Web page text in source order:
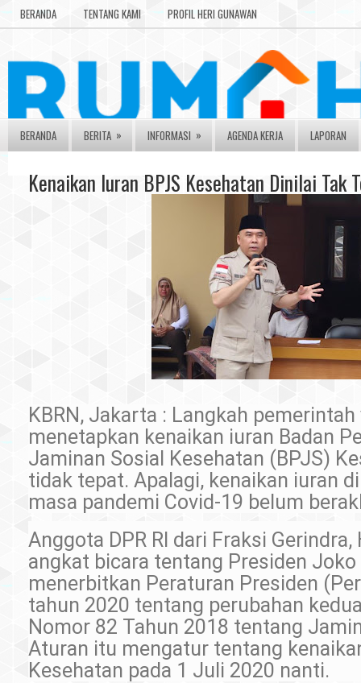
BERANDA TENTANG KAMI PROFIL HERI GUNAWAN
BERANDA BERITA » INFORMASI » AGENDA KERJA LAPORAN
Kenaikan Iuran BPJS Kesehatan Dinilai Tak
KBRN, Jakarta : Langkah pemerintah
menetapkan kenaikan iuran Badan
Jaminan Sosial Kesehatan (BPJS)
tidak tepat. Apalagi, kenaikan iuran
masa pandemi Covid-19 belum
Anggota DPR RI dari Fraksi Gerindra,
angkat bicara tentang Presiden Joko
menerbitkan Peraturan Presiden
tahun 2020 tentang perubahan
Nomor 82 Tahun 2018 tentang
Aturan itu mengatur tentang
Kesehatan pada 1 Juli 2020 nanti.